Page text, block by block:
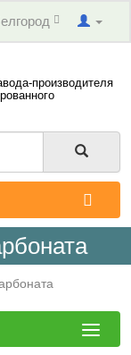
производителя